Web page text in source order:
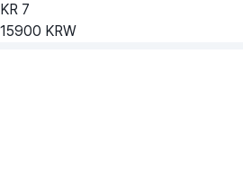
KR 7
15900 KRW